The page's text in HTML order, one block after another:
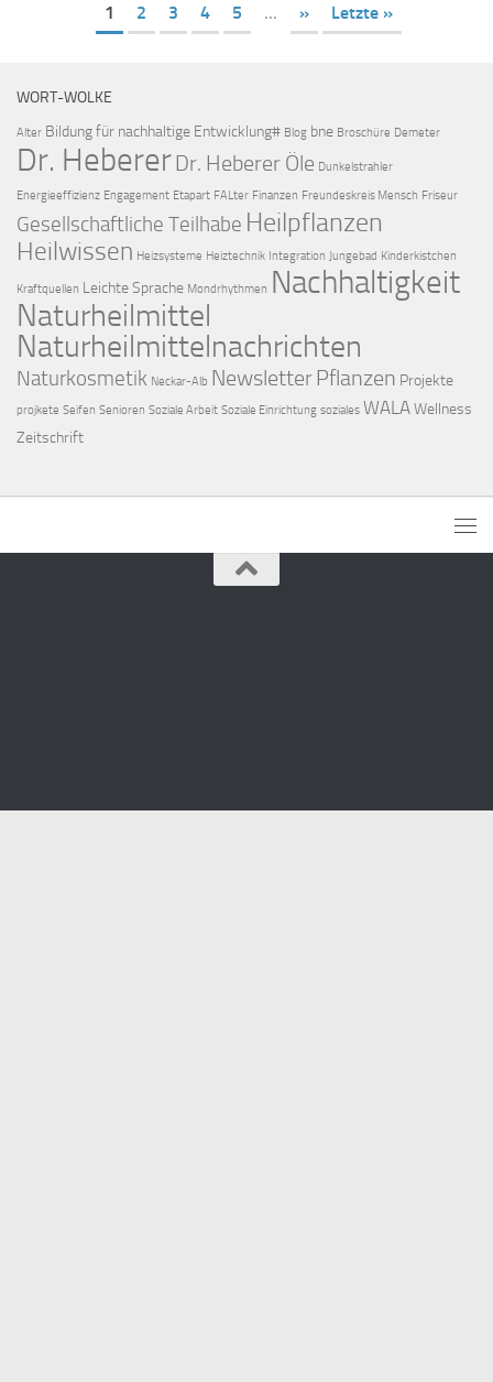
1 2 3 4 5 ... » Letzte »
WORT-WOLKE
Alter Bildung für nachhaltige Entwicklung# Blog bne Broschüre Demeter
Dr. HebererDr. Heberer Öle Dunkelstrahler
Energieeffizienz Engagement Etapart FALter Finanzen Freundeskreis Mensch Friseur
Gesellschaftliche Teilhabe Heilpflanzen
Heilwissen Heizsysteme Heiztechnik Integration Jungebad Kinderkistchen
Kraftquellen Leichte Sprache Mondrhythmen Nachhaltigkeit
Naturheilmittel
Naturheilmittelnachrichten
Naturkosmetik Neckar-Alb NewsletterPflanzen Projekte
projkete Seifen Senioren Soziale Arbeit Soziale Einrichtung soziales WALAWellness
Zeitschrift